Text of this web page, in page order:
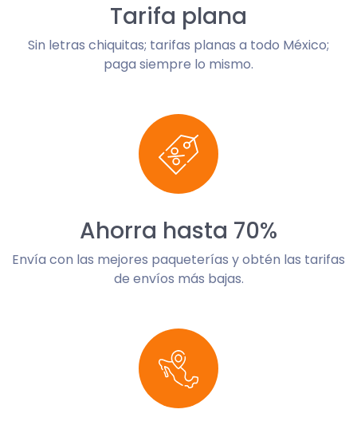
Tarifa plana
Sin letras chiquitas; tarifas planas a todo México;
paga siempre lo mismo.
Ahorra hasta 70%
Envía con las mejores paqueterías y obtén las tarifas
de envíos más bajas.